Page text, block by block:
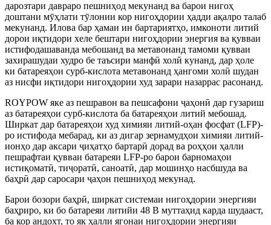
дарозтари давраро пешниҳод мекунанд ва барои нигоҳ
доштани мӯҳлати тӯлонии кор нигоҳдории ҳадди ақалро талаб
мекунанд. Илова бар ҳамаи ин бартариятҳо, имконоти литий
дорои иқтидори хеле бештари нигоҳдории энергия ва қувваи
истифодашаванда мебошанд ва метавонанд тамоми қувваи
захирашудаи худро бе таъсири манфӣ холӣ кунанд, дар ҳоле
ки батареяҳои сурб-кислота метавонанд ҳангоми холӣ шудан
аз нисфи иқтидори нигоҳдории худ зарари назаррас расонанд.
ROYPOW яке аз пешравон ва пешсафони ҷаҳонӣ дар гузариш
аз батареяҳои сурб-кислота ба батареяҳои литий мебошад.
Ширкат дар батареяҳои худ химияи литий-оҳан фосфат (LFP)-
ро истифода мебарад, ки аз дигар зернамудҳои химияи литий-
ионҳо дар аксари ҷиҳатҳо бартарӣ дорад ва роҳҳои ҳалли
пешрафтаи қувваи батареяи LFP-ро барои барномаҳои
истиқоматӣ, тиҷоратӣ, саноатӣ, дар мошинҳо насбшуда ва
баҳрӣ дар саросари ҷаҳон пешниҳод мекунад.
Барои бозори баҳрӣ, ширкат системаи нигоҳдории энергияи
баҳриро, ки бо батареяи литийи 48 В муттаҳид карда шудааст,
ба кор андохт, то як ҳалли ягонаи нигоҳдории энергияи